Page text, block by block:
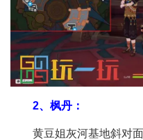
2、枫丹：
黄豆姐灰河基地斜对